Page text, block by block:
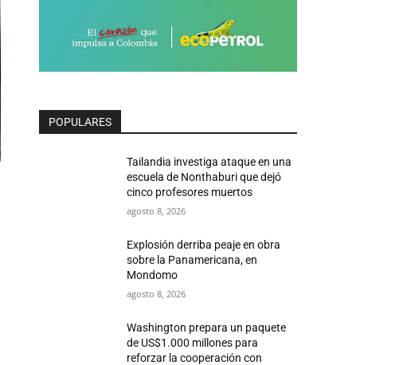
POPULARES
Tailandia investiga ataque en una
escuela de Nonthaburi que dejó
cinco profesores muertos
agosto 8, 2026
Explosión derriba peaje en obra
sobre la Panamericana, en
Mondomo
agosto 8, 2026
Washington prepara un paquete
de US$1.000 millones para
reforzar la cooperación con